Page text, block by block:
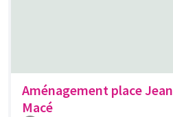
Aménagement place Jean
Macé